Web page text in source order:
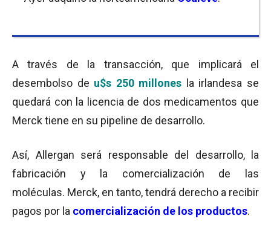
A través de la transacción, que implicará el
desembolso de u$s 250 millones la irlandesa se
quedará con la licencia de dos medicamentos que
Merck tiene en su pipeline de desarrollo.
Así, Allergan será responsable del desarrollo, la
fabricación y la comercialización de las
moléculas. Merck, en tanto, tendrá derecho a recibir
pagos por la comercialización de los productos.